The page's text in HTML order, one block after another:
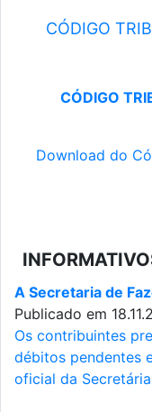
CÓDIGO
CÓDIGO
Download do
A Secretaria de
Publicado em
Os contribuintes
débitos pendentes
oficial da